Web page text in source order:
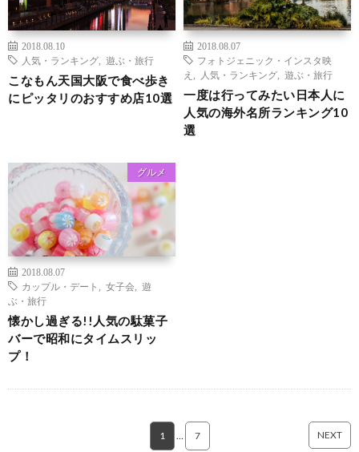
2018.08.10
人気・ランキング
遊ぶ・旅行
こなもん天国大阪で食べ歩き
にピッタリのおすすめ店10選
2018.08.07
フォトジェニック・インスタ映
え
人気・ランキング 遊ぶ・旅行
一度は行ってみたい日本人に
人気の海外名所ランキング10
選
グルメ
2018.08.07
カップル・デート
女子会
遊
ぶ・旅行
懐かし過ぎる!!人気の駄菓子
バーで昭和にタイムスリッ
プ！
1 … 7 NEXT